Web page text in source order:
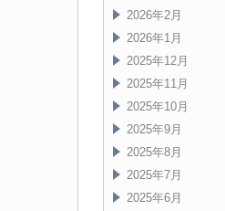
2026年2月
2026年1月
2025年12月
2025年11月
2025年10月
2025年9月
2025年8月
2025年7月
2025年6月